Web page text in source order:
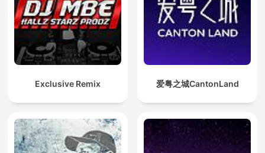
Exclusive Remix 爱粤之城CantonLand